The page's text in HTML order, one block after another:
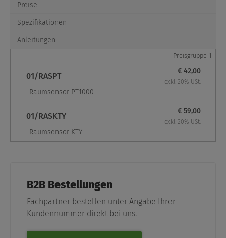
Preise
Spezifikationen
Anleitungen
Preisgruppe 1
01/RASPT
Raumsensor PT1000
€ 42,00
exkl. 20% USt.
01/RASKTY
Raumsensor KTY
€ 59,00
exkl. 20% USt.
B2B Bestellungen
Fachpartner bestellen unter Angabe Ihrer
Kundennummer direkt bei uns.